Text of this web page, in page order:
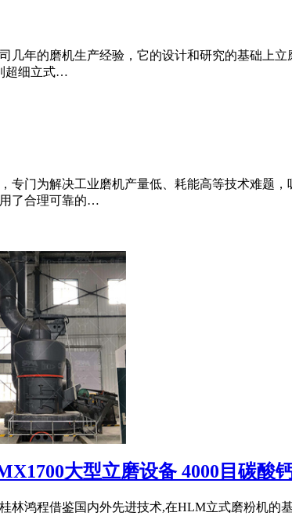
几年的磨机生产经验，它的设计和研究的基础上
超细立式…
专门为解决工业磨机产量低、耗能高等技术难题
了合理可靠的…
大型立磨设备 4000目碳酸
林鸿程借鉴国内外先进技术,在HLM立式磨粉机